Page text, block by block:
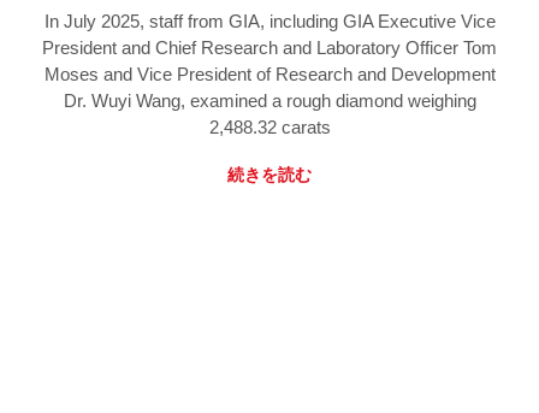
In July 2025, staff from GIA, including GIA Executive Vice
President and Chief Research and Laboratory Officer Tom
Moses and Vice President of Research and Development
Dr. Wuyi Wang, examined a rough diamond weighing
2,488.32 carats
続きを読む